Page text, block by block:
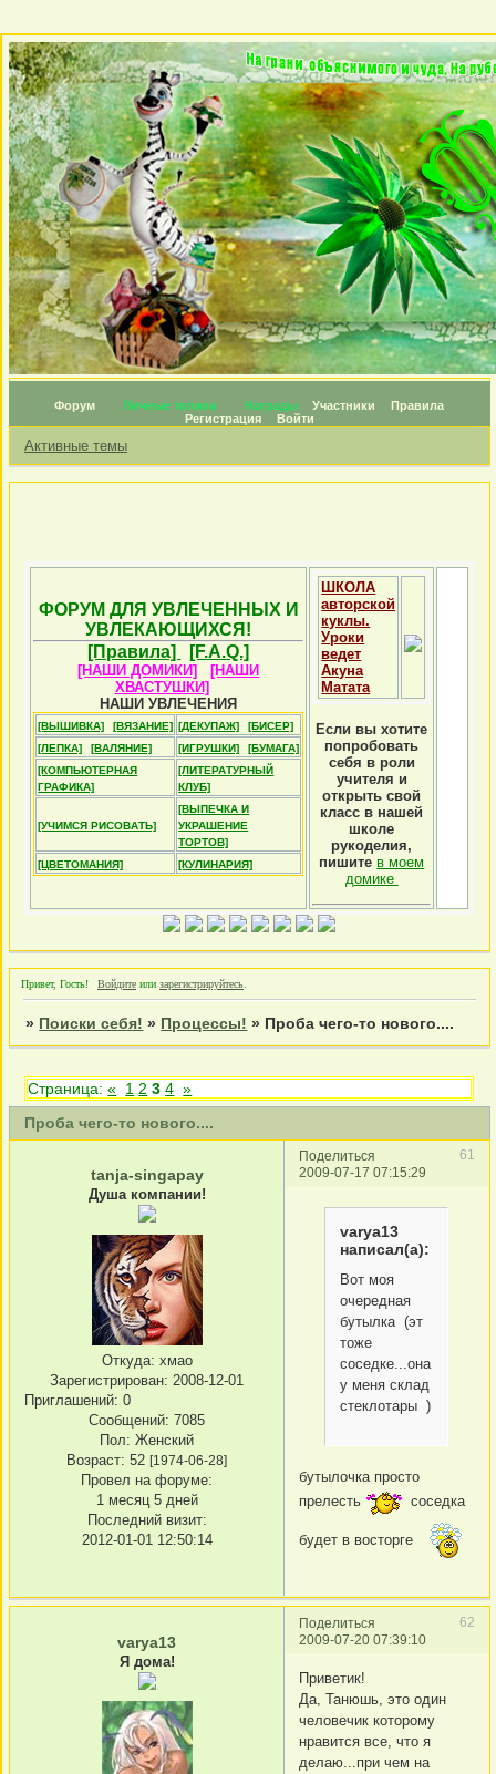
Форум Личные топики Награды Участники
Правила
Регистрация
Войти
Активные темы
ФОРУМ ДЛЯ УВЛЕЧЕННЫХ И
УВЛЕКАЮЩИХСЯ!
[Правила]
[F.A.Q.]
[НАШИ ДОМИКИ]
[НАШИ
ХВАСТУШКИ]
НАШИ УВЛЕЧЕНИЯ
[ВЫШИВКА] [ВЯЗАНИЕ] [ДЕКУПАЖ]
[БИСЕР]
[ЛЕПКА]
[ВАЛЯНИЕ] [ИГРУШКИ]
[БУМАГА]
[КОМПЬЮТЕРНАЯ
ГРАФИКА]
[ЛИТЕРАТУРНЫЙ
КЛУБ]
[УЧИМСЯ РИСОВАТЬ]
[ВЫПЕЧКА И
УКРАШЕНИЕ
ТОРТОВ]
[ЦВЕТОМАНИЯ]
[КУЛИНАРИЯ]
ШКОЛА
авторской
куклы.
Уроки
ведет
Акуна
Матата
Если вы хотите
попробовать
себя в роли
учителя и
открыть свой
класс в нашей
школе
рукоделия,
пишите в моем
домике
Привет, Гость! Войдите или зарегистрируйтесь
» Поиски себя! » Процессы! » Проба чего-то нового....
Проба чего-то нового....
Страница:« 1 2 3 4 »
Поделиться
61
2009-07-17 07:15:29
tanja-singapay
Душа компании!
Откуда: хмао
Зарегистрирован: 2008-12-01
Приглашений: 0
Сообщений: 7085
Пол: Женский
Возраст: 52 [1974-06-28]
Провел на форуме:
1 месяц 5 дней
Последний визит:
2012-01-01 12:50:14
varya13
написал(а):
Вот моя
очередная
бутылка (эт
тоже
соседке...она
у меня склад
стеклотары )
бутылочка просто
прелесть
соседка
будет в восторге
Поделиться
62
2009-07-20 07:39:10
varya13
Я дома!
Приветик!
Да, Танюшь, это один
человечик которому
нравится все, что я
делаю...при чем на